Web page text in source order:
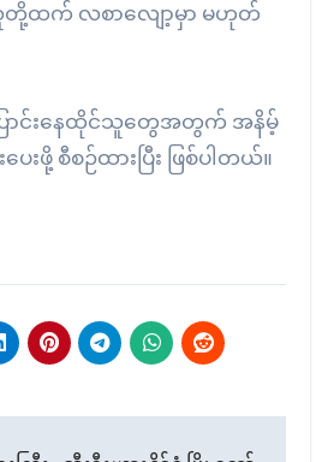
ထက် လစာလျော့မှာ မဟုတ်
ောင်းနေထိုင်သူတွေအတွက် အနိမ့်
ဖို့ စီစဉ်ထားပြီး ဖြစ်ပါတယ်။